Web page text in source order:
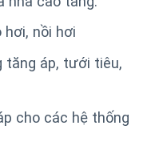
hơi, nồi hơi
tăng áp, tưới tiêu,
cho các hệ thống